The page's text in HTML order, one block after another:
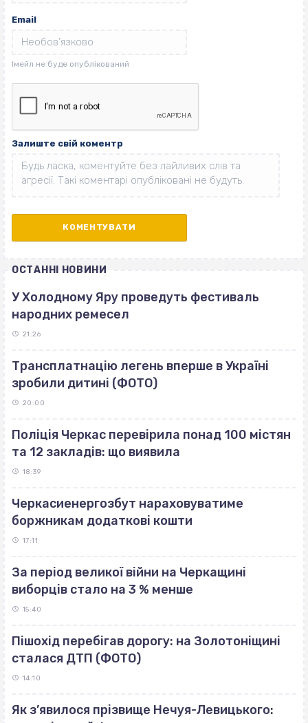
Email
Залиште свій коментр
ОСТАННІ НОВИНИ
У Холодному Яру проведуть фестиваль
народних ремесел
21:26
Трансплатнацію легень вперше в Україні
зробили дитині (ФОТО)
20:00
Поліція Черкас перевірила понад 100 містян
та 12 закладів: що виявила
18:39
Черкасиенергозбут нараховуватиме
боржникам додаткові кошти
17:11
За період великої війни на Черкащині
виборців стало на 3 % менше
15:40
Пішохід перебігав дорогу: на Золотоніщині
сталася ДТП (ФОТО)
14:10
Як з’явилося прізвище Нечуя-Левицького: